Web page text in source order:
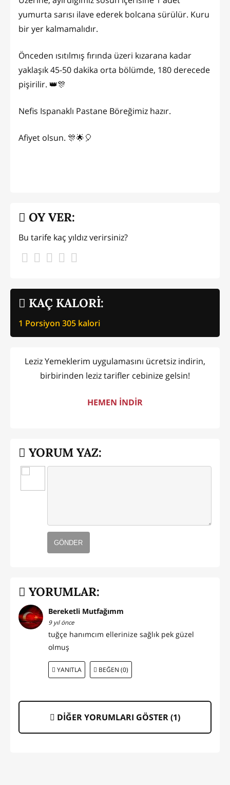
yumurta sarısı ilave ederek bolcana sürülür. Kuru
bir yer kalmamalıdır.
Önceden ısıtılmış fırında üzeri kızarana kadar
yaklaşık 45-50 dakika orta bölümde, 180 derecede
pişirilir. 👑🎊
Nefis Ispanaklı Pastane Böreğimiz hazır.
Afiyet olsun. 🎊🌟🎈
KAÇ KALORİ:
1 Porsiyon 305 kalori
OY VER:
Bu tarife kaç yıldız verirsiniz?
Leziz Yemeklerim uygulamasını ücretsiz indirin,
birbirinden leziz tarifler cebinize gelsin!
HEMEN İNDİR
YORUM YAZ:
GÖNDER
YORUMLAR:
Bereketli Mutfağımm
9 yıl önce
tuğçe hanımcım ellerinize sağlık pek güzel
olmuş
YANITLA BEĞEN (0)
DİĞER YORUMLARI GÖSTER (1)